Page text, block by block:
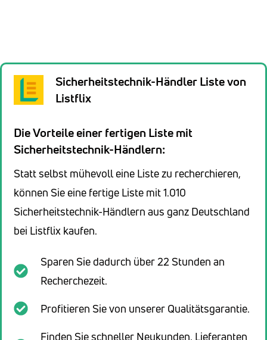
Sicherheitstechnik-Händler Liste von
Listflix
Die Vorteile einer fertigen Liste mit
Sicherheitstechnik-Händlern:
Statt selbst mühevoll eine Liste zu recherchieren,
können Sie eine fertige Liste mit 1.010
Sicherheitstechnik-Händlern aus ganz Deutschland
bei Listflix kaufen.
Sparen Sie dadurch über 22 Stunden an
Recherchezeit.
Profitieren Sie von unserer Qualitätsgarantie.
Finden Sie schneller Neukunden, Lieferanten